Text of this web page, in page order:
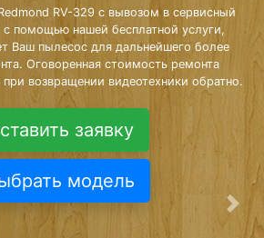
RV-329 с вывозом в сервисный
с помощью нашей бесплатной услуги,
Ваш пылесос для дальнейшего более
Оговоренная стоимость ремонта
при возвращении видеотехники обратно.
заявку
модель